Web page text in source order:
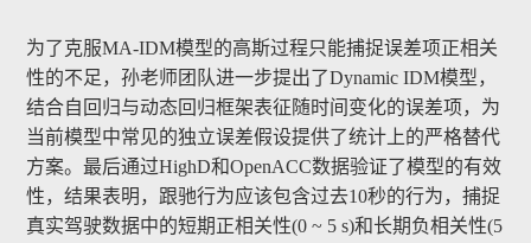
为了克服MA-IDM模型的高斯过程只能捕捉误差项正相关
性的不足，孙老师团队进一步提出了Dynamic IDM模型，
结合自回归与动态回归框架表征随时间变化的误差项，为
当前模型中常见的独立误差假设提供了统计上的严格替代
方案。最后通过HighD和OpenACC数据验证了模型的有效
性，结果表明，跟驰行为应该包含过去10秒的行为，捕捉
真实驾驶数据中的短期正相关性(0 ~ 5 s)和长期负相关性(5